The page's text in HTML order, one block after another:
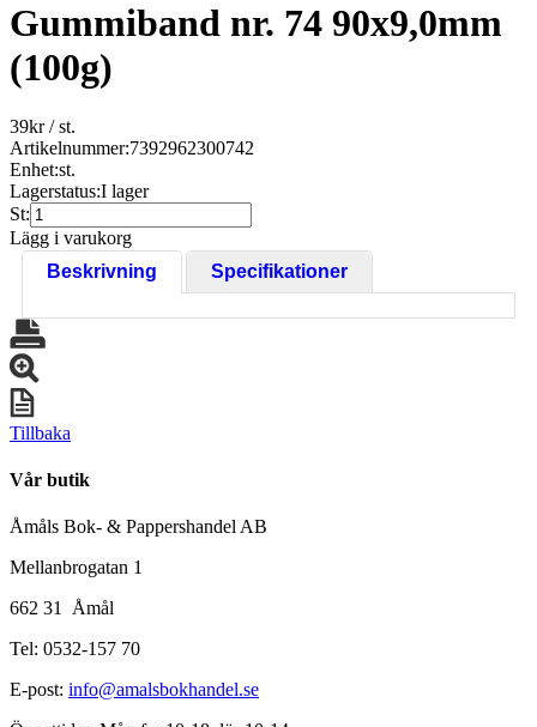
Gummiband nr. 74 90x9,0mm
(100g)
39kr/ st.
Artikelnummer:7392962300742
Enhet:st.
Lagerstatus:I lager
St:
Lägg i varukorg
Beskrivning
Specifikationer
Tillbaka
Vår butik
Åmåls Bok- & Pappershandel AB
Mellanbrogatan 1
662 31 Åmål
Tel: 0532-157 70
E-post: info@amalsbokhandel.se